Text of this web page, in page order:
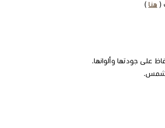
( هنا )
على جودتها وألوانها.